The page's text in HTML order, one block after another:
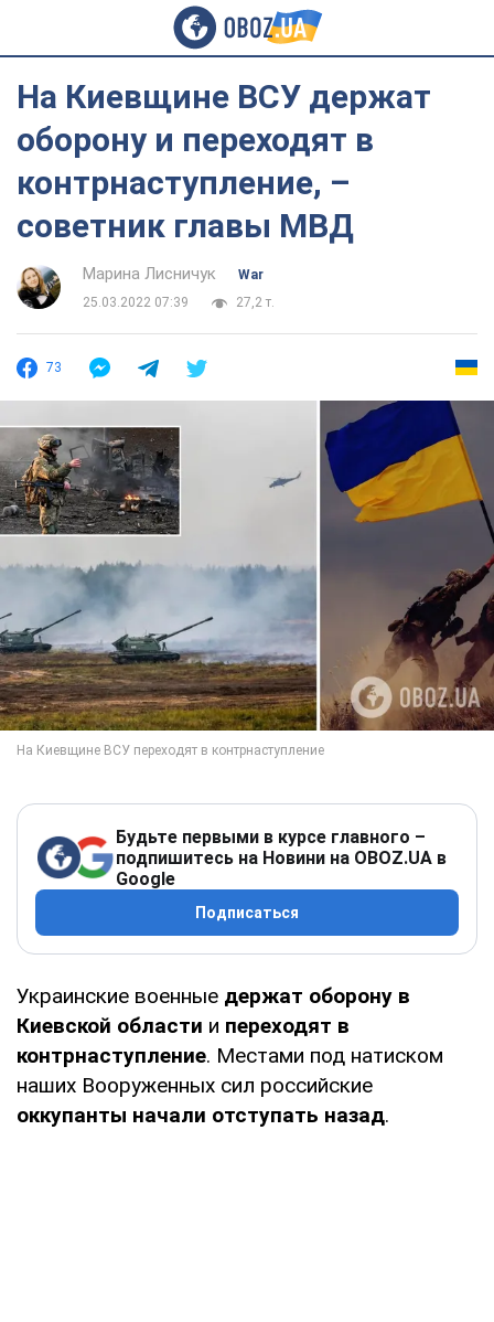
На Киевщине ВСУ держат
оборону и переходят в
контрнаступление, –
советник главы МВД
Марина Лисничук
War
25.03.2022 07:39
27,2 т.
73
Будьте первыми в курсе главного –
подпишитесь на Новини на OBOZ.UA в
Google
Подписаться
Украинские военные держат оборону в
Киевской области и переходят в
контрнаступление. Местами под натиском
наших Вооруженных сил российские
оккупанты начали отступать назад.